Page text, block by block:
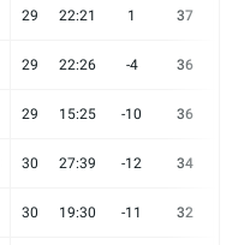
29 22:21 1 37
29 22:26 -4 36
29 15:25 -10 36
30 27:39 -12 34
30 19:30 -11 32